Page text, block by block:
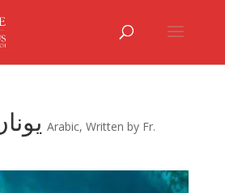
Arabic, Written by Fr.